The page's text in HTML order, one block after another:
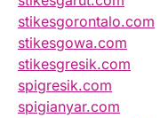
stikesgorontalo.com
stikesgowa.com
stikesgresik.com
spigresik.com
spigianyar.com